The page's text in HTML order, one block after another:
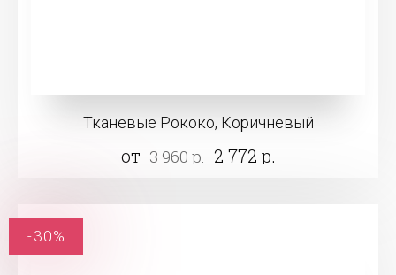
Тканевые Рококо, Коричневый
от 3 960 р. 2 772 р.
-30%